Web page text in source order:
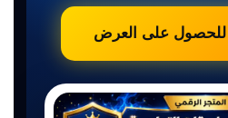
للحصول على العرض